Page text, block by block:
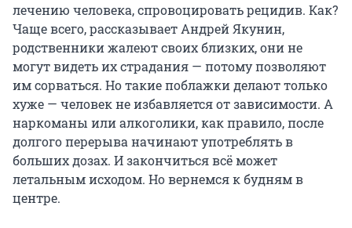
лечению человека, спровоцировать рецидив. Как?
Чаще всего, рассказывает Андрей Якунин,
родственники жалеют своих близких, они не
могут видеть их страдания — потому позволяют
им сорваться. Но такие поблажки делают только
хуже — человек не избавляется от зависимости. А
наркоманы или алкоголики, как правило, после
долгого перерыва начинают употреблять в
больших дозах. И закончиться всё может
летальным исходом. Но вернемся к будням в
центре.